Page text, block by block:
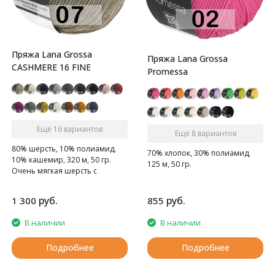
Пряжа Lana Grossa
CASHMERE 16 FINE
Ещё 16 вариантов
80% шерсть, 10% полиамид,
10% кашемир, 320 м, 50 гр.
Очень мягкая шерсть с
1 300 руб.
В наличии
Подробнее
Пряжа Lana Grossa
Promessa
Ещё 8 вариантов
70% хлопок, 30% полиамид,
125 м, 50 гр.
855 руб.
В наличии
Подробнее